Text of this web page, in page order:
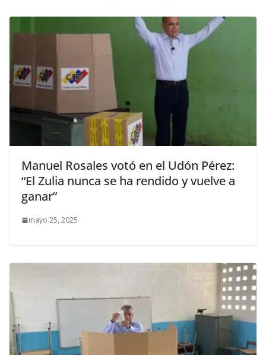
Manuel Rosales votó en el Udón Pérez:
“El Zulia nunca se ha rendido y vuelve a
ganar”
mayo 25, 2025